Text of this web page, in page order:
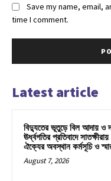
Save my name, email,
time I comment.
Latest article
বিদ্যুতের ভূতুড়ে বিল আদায় ও
ঊর্ধ্বগতির প্রতিবাদে
ঐক্যের অবস্থান কর্মসূচি ও
August 7, 2026